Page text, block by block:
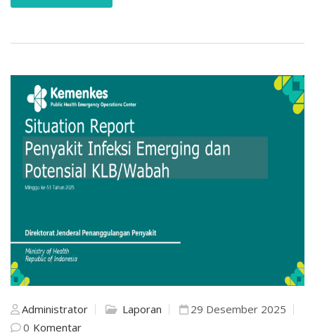
Administrator Laporan
29 Desember 2025
0 Komentar